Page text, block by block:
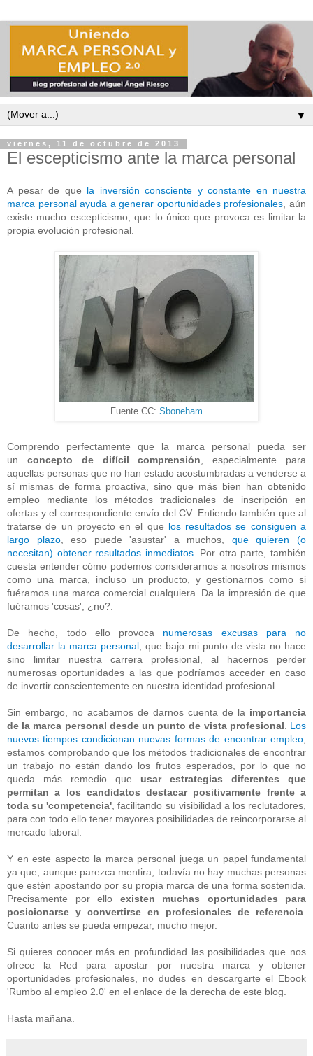
▼
viernes, 11 de octubre de 2013
El escepticismo ante la marca personal
A pesar de que la inversión consciente y constante en nuestra
marca personal ayuda a generar oportunidades profesionales, aún
existe mucho escepticismo, que lo único que provoca es limitar la
propia evolución profesional.
Fuente CC: Sboneham
Comprendo perfectamente que la marca personal pueda ser
un concepto de difícil comprensión , especialmente para
aquellas personas que no han estado acostumbradas a venderse a
sí mismas de forma proactiva, sino que más bien han obtenido
empleo mediante los métodos tradicionales de inscripción en
ofertas y el correspondiente envío del CV. Entiendo también que al
tratarse de un proyecto en el que los resultados se consiguen a
largo plazo, eso puede 'asustar' a muchos, que quieren (o
necesitan) obtener resultados inmediatos. Por otra parte, también
cuesta entender cómo podemos considerarnos a nosotros mismos
como una marca, incluso un producto, y gestionarnos como si
fuéramos una marca comercial cualquiera. Da la impresión de que
fuéramos 'cosas', ¿no?.
De hecho, todo ello provoca numerosas excusas para no
desarrollar la marca personal , que bajo mi punto de vista no hace
sino limitar nuestra carrera profesional, al hacernos perder
numerosas oportunidades a las que podríamos acceder en caso
de invertir conscientemente en nuestra identidad profesional.
Sin embargo, no acabamos de darnos cuenta de la importancia
de la marca personal desde un punto de vista profesional
Los
nuevos tiempos condicionan nuevas formas de encontrar empleo;
estamos comprobando que los métodos tradicionales de encontrar
un trabajo no están dando los frutos esperados, por lo que no
queda más remedio que usar estrategias diferentes que
permitan a los candidatos destacar positivamente frente a
toda su 'competencia' , facilitando su visibilidad a los reclutadores,
para con todo ello tener mayores posibilidades de reincorporarse al
mercado laboral.
Y en este aspecto la marca personal juega un papel fundamental
ya que, aunque parezca mentira, todavía no hay muchas personas
que estén apostando por su propia marca de una forma sostenida.
Precisamente por ello existen muchas oportunidades para
posicionarse y convertirse en profesionales de referencia
Cuanto antes se pueda empezar, mucho mejor.
Si quieres conocer más en profundidad las posibilidades que nos
ofrece la Red para apostar por nuestra marca y obtener
oportunidades profesionales, no dudes en descargarte el Ebook
'Rumbo al empleo 2.0' en el enlace de la derecha de este blog.
Hasta mañana.